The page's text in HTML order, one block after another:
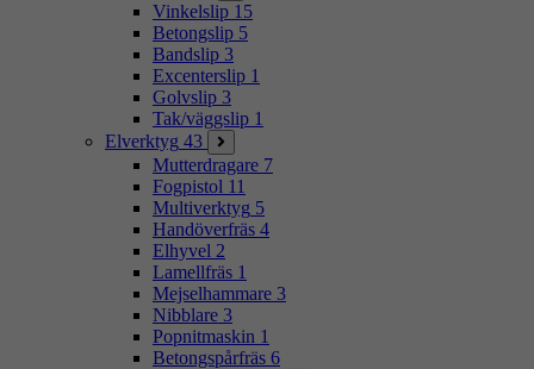
Vinkelslip 15
Betongslip 5
Bandslip 3
Excenterslip 1
Golvslip 3
Tak/väggslip 1
Elverktyg 43
Mutterdragare 7
Fogpistol 11
Multiverktyg 5
Handöverfräs 4
Elhyvel 2
Lamellfräs 1
Mejselhammare 3
Nibblare 3
Popnitmaskin 1
Betongspårfräs 6